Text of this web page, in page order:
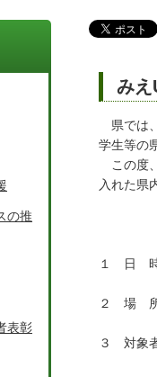
み
県では
学生等の
この度
入れた県
１ 日 時
２ 場 所
３ 対象
自治
の推
表彰